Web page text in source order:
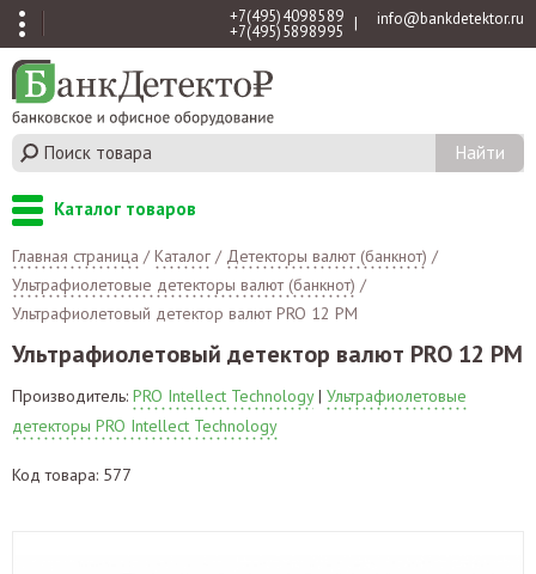
+7 (495) 409 85 89
+7 (495) 589 89 95 | info@bankdetektor.ru
Каталог товаров
Главная страница /Каталог / Детекторы валют (банкнот) /
Ультрафиолетовые детекторы валют (банкнот) /
Ультрафиолетовый детектор валют PRO 12 PM
Ультрафиолетовый детектор валют PRO 12 PM
Производитель: PRO Intellect Technology| Ультрафиолетовые
детекторы PRO Intellect Technology
Код товара: 577